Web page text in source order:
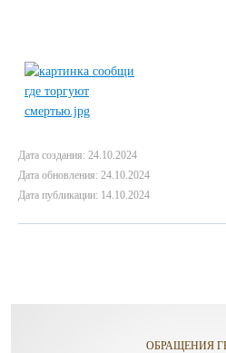
Дата создания: 24.10.2024
Дата обновления: 24.10.2024
Дата публикации: 14.10.2024
ОБРАЩЕНИЯ